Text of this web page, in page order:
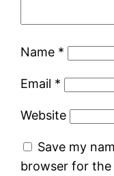
Name *
Email *
Website
Save my
browser for